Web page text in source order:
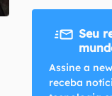
Seu
Assine a
receba